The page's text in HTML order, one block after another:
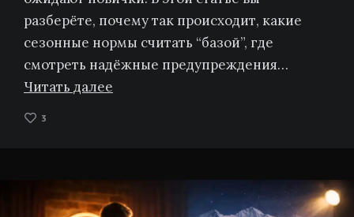
разберёте, почему так происходит, какие
сезонные нормы считать “базой”, где
смотреть надёжные предупреждения…
Читать далее
3